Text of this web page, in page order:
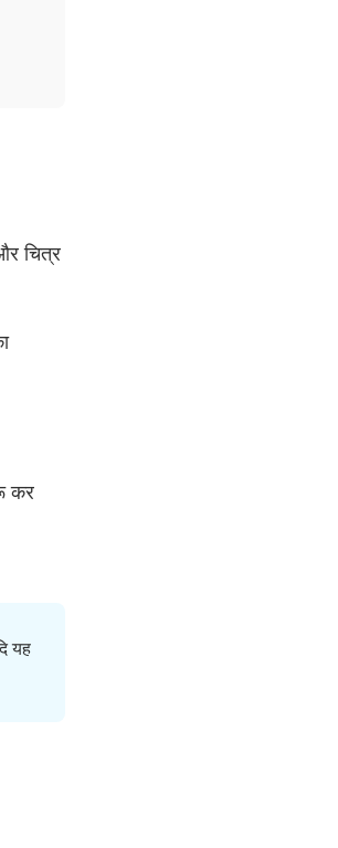
चित्र
कर
यह